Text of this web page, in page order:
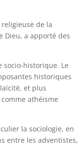
de la
Dieu, a apporté des
socio-historique. Le
historiques
et plus
athéisme
la sociologie, en
entre les adventistes,